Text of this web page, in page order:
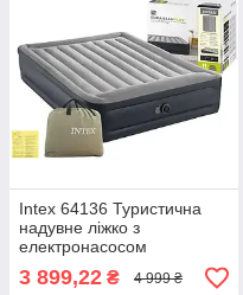
Intex 64136 Туристична
надувне ліжко з
електронасосом
3 899,22 ₴ 4 999 ₴